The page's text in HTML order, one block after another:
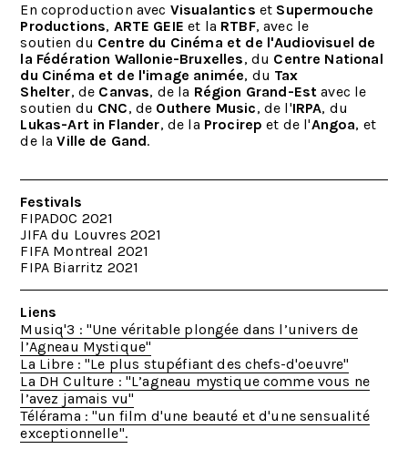
En coproduction avec Visualantics et Supermouche
Productions, ARTE GEIE et la RTBF, avec le
soutien du Centre du Cinéma et de l'Audiovisuel de
la Fédération Wallonie-Bruxelles, du Centre National
du Cinéma et de l'image animée, du Tax
Shelter, de Canvas, de la Région Grand-Est avec le
soutien du CNC, de Outhere Music, de l'IRPA, du
Lukas-Art in Flander, de la Procirep et de l'Angoa, et
de laVille de Gand.
Festivals
FIPADOC 2021
JIFA du Louvres 2021
FIFA Montreal 2021
FIPA Biarritz 2021
Liens
Musiq'3 : "Une véritable plongée dans l’univers de
l’Agneau Mystique"
La Libre : "Le plus stupéfiant des chefs-d'oeuvre"
La DH Culture : "L’agneau mystique comme vous ne
l’avez jamais vu"
Télérama : "un film d'une beauté et d'une sensualité
exceptionnelle".